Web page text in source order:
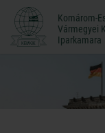
Komárom-
Vármegyei
Iparkamara
Komárom-
Vármegyei
Iparkamara